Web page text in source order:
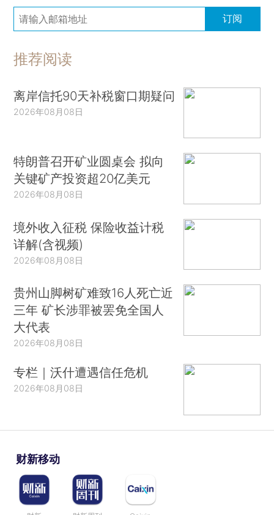
订阅
推荐阅读
离岸信托90天补税窗口期疑问
2026年08月08日
特朗普召开矿业圆桌会 拟向
关键矿产投资超20亿美元
2026年08月08日
境外收入征税 保险收益计税
详解(含视频)
2026年08月08日
贵州山脚树矿难致16人死亡近
三年 矿长涉罪被罢免全国人
大代表
2026年08月08日
专栏｜沃什遭遇信任危机
2026年08月08日
财新移动